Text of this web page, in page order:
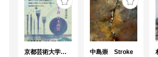
京都芸術大学通信教育課程 ゆうゆう会日本画展
中島崇 Stroke